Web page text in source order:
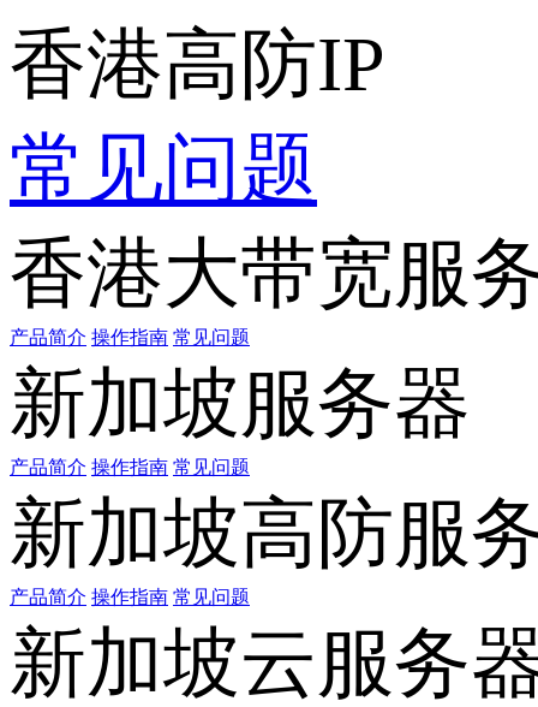
香港高防IP
常见问题
香港大带宽服
产品简介 操作指南 常见问题
新加坡服务器
产品简介 操作指南 常见问题
新加坡高防服
产品简介 操作指南 常见问题
新加坡云服务